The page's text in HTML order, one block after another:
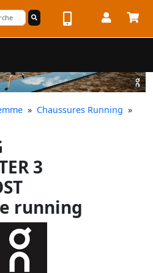
» Chaussures Running »
3
running